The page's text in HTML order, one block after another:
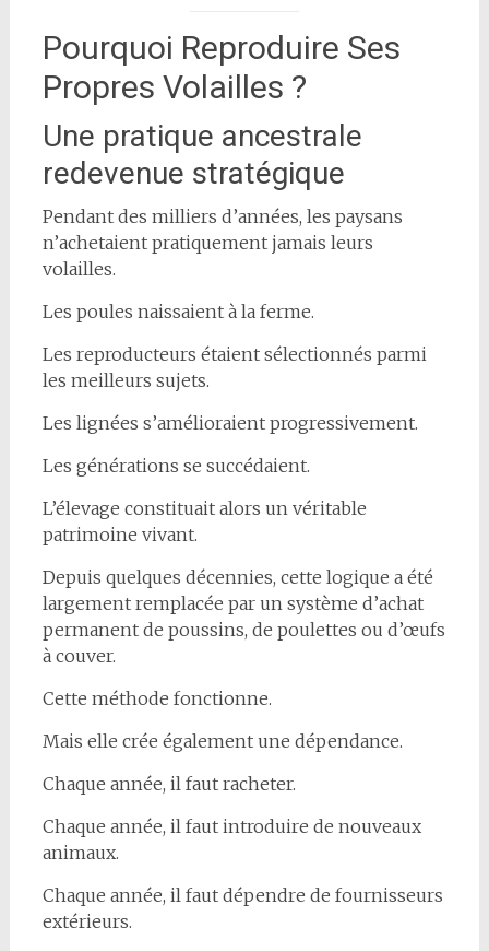
Pourquoi Reproduire Ses
Propres Volailles ?
Une pratique ancestrale
redevenue stratégique
Pendant des milliers d’années, les paysans
n’achetaient pratiquement jamais leurs
volailles.
Les poules naissaient à la ferme.
Les reproducteurs étaient sélectionnés parmi
les meilleurs sujets.
Les lignées s’amélioraient progressivement.
Les générations se succédaient.
L’élevage constituait alors un véritable
patrimoine vivant.
Depuis quelques décennies, cette logique a été
largement remplacée par un système d’achat
permanent de poussins, de poulettes ou d’œufs
à couver.
Cette méthode fonctionne.
Mais elle crée également une dépendance.
Chaque année, il faut racheter.
Chaque année, il faut introduire de nouveaux
animaux.
Chaque année, il faut dépendre de fournisseurs
extérieurs.